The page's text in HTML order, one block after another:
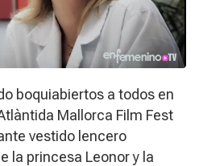
boquiabiertos a todos en
Mallorca Film Fest
vestido lencero
la princesa Leonor y la